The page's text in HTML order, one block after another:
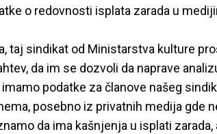
o redovnosti isplata zarada u
taj sindikat od Ministarstva kulture
da im se dozvoli da naprave
imamo podatke za članove našeg
posebno iz privatnih medija gde
da ima kašnjenja u isplati